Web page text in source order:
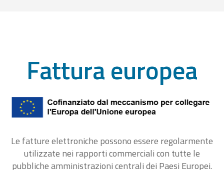
Fattura europea
Le fatture elettroniche possono essere regolarmente
utilizzate nei rapporti commerciali con tutte le
pubbliche amministrazioni centrali dei Paesi Europei.